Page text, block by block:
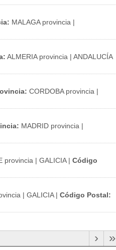
MALAGA provincia |
ALMERIA provincia | ANDALUCÍA
CORDOBA provincia |
MADRID provincia |
provincia | GALICIA | Código
| GALICIA | Código Postal:
»
›